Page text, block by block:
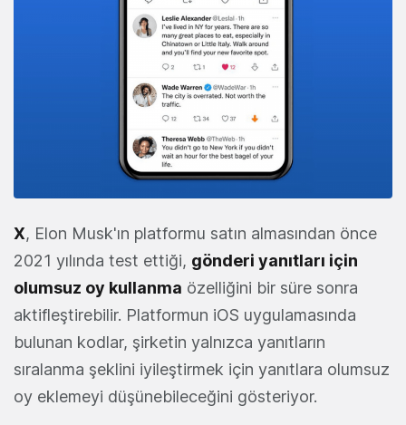
X, Elon Musk'ın platformu satın almasından önce
2021 yılında test ettiği, gönderi yanıtları için
olumsuz oy kullanma özelliğini bir süre sonra
aktifleştirebilir. Platformun iOS uygulamasında
bulunan kodlar, şirketin yalnızca yanıtların
sıralanma şeklini iyileştirmek için yanıtlara olumsuz
oy eklemeyi düşünebileceğini gösteriyor.